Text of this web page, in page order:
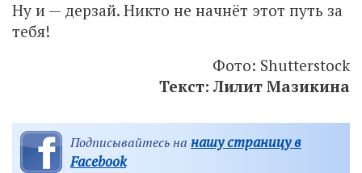
Ну и — дерзай. Никто не начнёт этот путь за
тебя!
Фото: Shutterstock
Текст: Лилит Мазикина
Подписывайтесь на нашу страницу в
Facebook